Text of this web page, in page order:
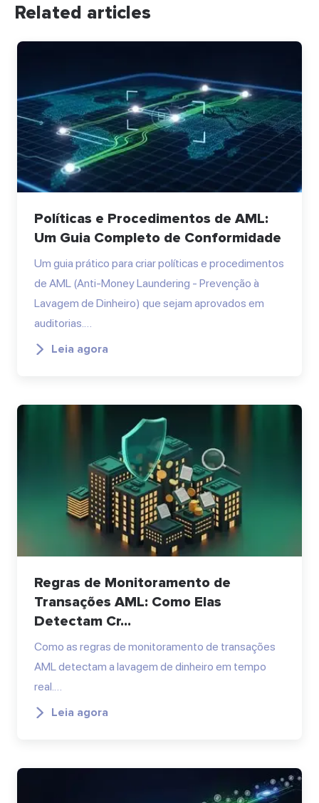
Related articles
Políticas e Procedimentos de AML:
Um Guia Completo de Conformidade
Um guia prático para criar políticas e procedimentos
de AML (Anti-Money Laundering - Prevenção à
Lavagem de Dinheiro) que sejam aprovados em
auditorias.…
Leia agora
Regras de Monitoramento de
Transações AML: Como Elas
Detectam Cr...
Como as regras de monitoramento de transações
AML detectam a lavagem de dinheiro em tempo
real.…
Leia agora